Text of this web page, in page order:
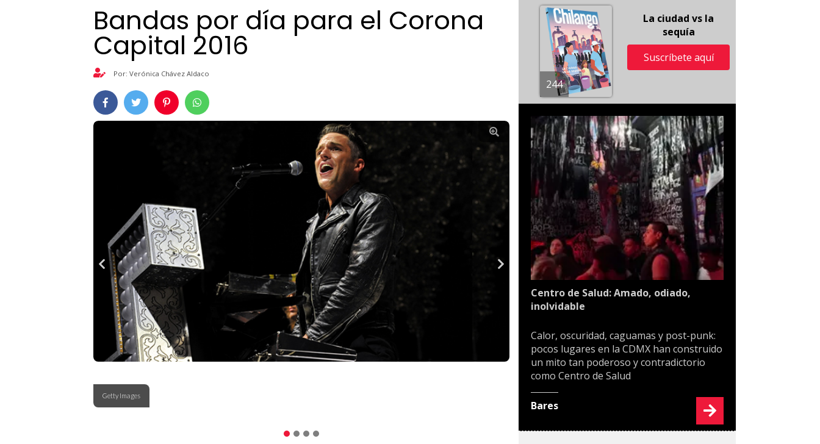
Bandas por día para el Corona
Capital 2016
Por: Verónica Chávez Aldaco
Getty Images
244
La ciudad vs la
sequía
Suscríbete aquí
Centro de Salud: Amado, odiado,
inolvidable
Calor, oscuridad, caguamas y post-punk:
pocos lugares en la CDMX han construido
un mito tan poderoso y contradictorio
como Centro de Salud
Bares